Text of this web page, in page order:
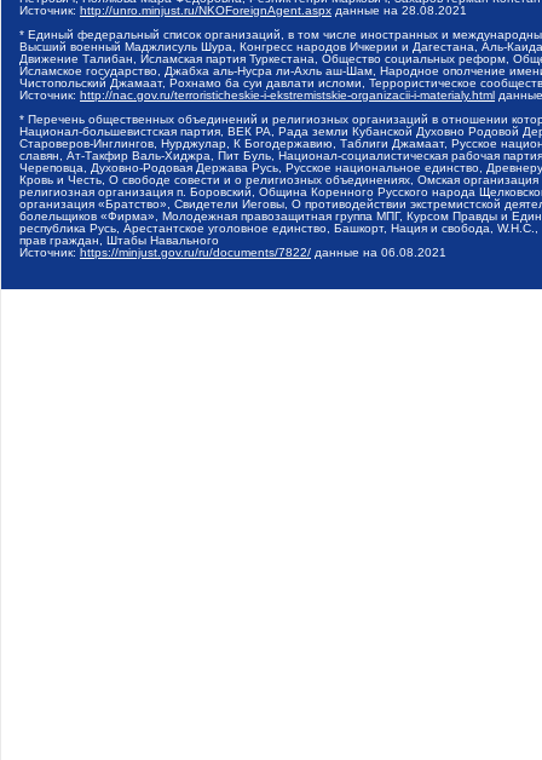
Источник: http://unro.minjust.ru/NKOForeignAgent.aspx данные на 28.08.2021
* Единый федеральный список организаций, в том числе иностранных и
Высший военный Маджлисуль Шура, Конгресс народов Ичкерии и Дагестана, Аль-
Движение Талибан, Исламская партия Туркестана, Общество социальных реформ,
Исламское государство, Джабха аль-Нусра ли-Ахль аш-Шам, Народное ополчение
Чистопольский Джамаат, Рохнамо ба суи давлати исломи, Террористическое
Источник: http://nac.gov.ru/terroristicheskie-i-ekstremistskie-organizacii-i-materialy.html
* Перечень общественных объединений и религиозных организаций в отношении
Национал-большевистская партия, ВЕК РА, Рада земли Кубанской Духовно Родовой
Староверов-Инглингов, Нурджулар, К Богодержавию, Таблиги Джамаат, Русское
славян, Ат-Такфир Валь-Хиджра, Пит Буль, Национал-социалистическая рабочая
Череповца, Духовно-Родовая Держава Русь, Русское национальное единство,
Кровь и Честь, О свободе совести и о религиозных объединениях, Омская
религиозная организация п. Боровский, Община Коренного Русского народа
организация «Братство», Свидетели Иеговы, О противодействии экстремистской
болельщиков «Фирма», Молодежная правозащитная группа МПГ, Курсом Правды и
республика Русь, Арестантское уголовное единство, Башкорт, Нация и свобода,
прав граждан, Штабы Навального
Источник: https://minjust.gov.ru/ru/documents/7822/ данные на 06.08.2021